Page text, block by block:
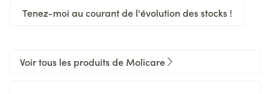
Tenez-moi au courant de l'évolution des stocks !
Voir tous les produits de Molicare